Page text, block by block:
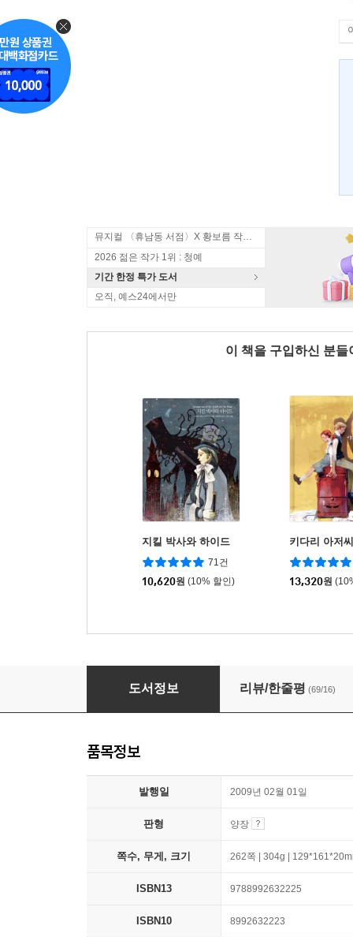
뮤지컬 〈휴남동 서점〉X 황보름 작가 북토크
2026 젊은 작가 1위 : 청예
기간 한정 특가 도서
오직, 예스24에서만
이 책을 구입하신 분
지킬 박사와 하이드
71건
10,620원 (10% 할인)
키다리 아저씨
13,320원
눈의 여왕
도서정보 리뷰/한줄평 (69/16)
품목정보
발행일 2009년 02월 01일
판형 양장
쪽수, 무게, 크기 262쪽 | 304g |
ISBN13 9788992632225
ISBN10 8992632223